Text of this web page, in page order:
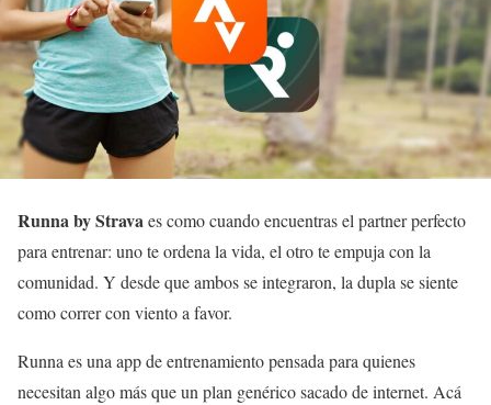
Runna by Stravaes como cuando encuentras el partner perfecto
para entrenar: uno te ordena la vida, el otro te empuja con la
comunidad. Y desde que ambos se integraron, la dupla se siente
como correr con viento a favor.
Runna es una app de entrenamiento pensada para quienes
necesitan algo más que un plan genérico sacado de internet. Acá